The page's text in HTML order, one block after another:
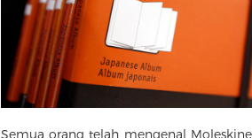
Semua orang telah mengenal